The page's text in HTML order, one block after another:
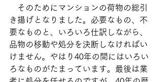
そのためにマンションの荷物の総引
き揚げとなりました。必要なもの、不
要なものと、いろいろ仕訳しながら、
品物の移動や処分を決断しなければい
けません。やはり40年の間にはいろい
ろなものがたまっています。最後は業